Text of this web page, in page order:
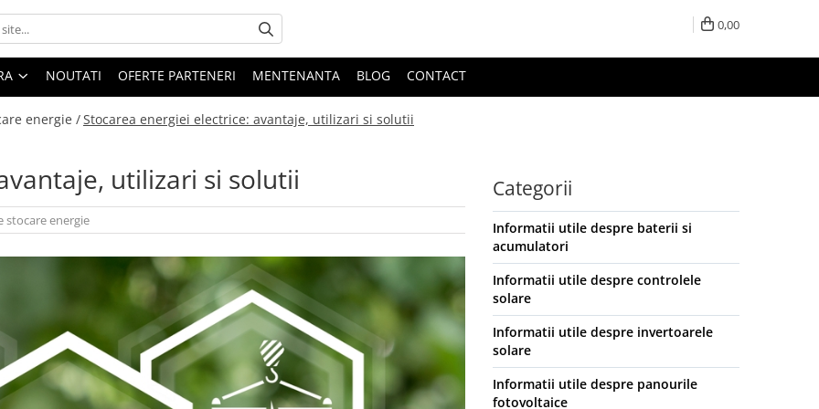
0,00
NOUTATI OFERTE PARTENERI MENTENANTA BLOG CONTACT
energie /Stocarea energiei electrice: avantaje, utilizari si solutii
utilizari si solutii
stocare energie
Categorii
Informatii utile despre baterii si
acumulatori
Informatii utile despre controlele
solare
Informatii utile despre invertoarele
solare
Informatii utile despre panourile
fotovoltaice